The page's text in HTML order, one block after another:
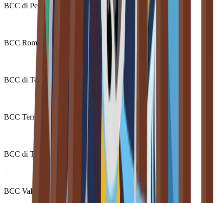
BCC di Pergola e Corinaldo S.C.
BCC Roma
BCC di Terra d’Otranto s.c.
BCC Terra di Lavoro S.Vincenzo de’ Paoli
BCC di Toscana e Umbria
BCC Valle del Trigno